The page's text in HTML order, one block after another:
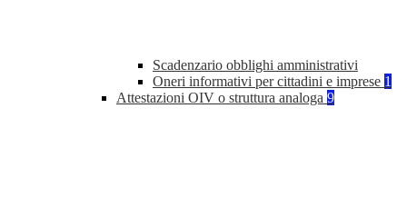
Scadenzario obblighi amministrativi
Oneri informativi per cittadini e imprese 1
Attestazioni OIV o struttura analoga 9